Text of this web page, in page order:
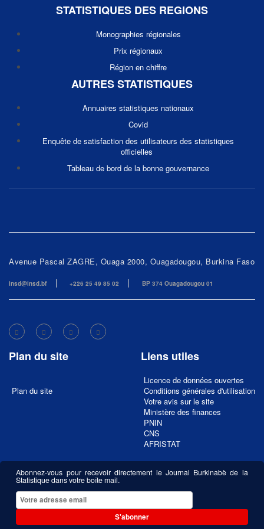
STATISTIQUES DES REGIONS
Monographies régionales
Prix régionaux
Région en chiffre
AUTRES STATISTIQUES
Annuaires statistiques nationaux
Covid
Enquête de satisfaction des utilisateurs des statistiques
officielles
Tableau de bord de la bonne gouvernance
Avenue Pascal ZAGRE, Ouaga 2000, Ouagadougou, Burkina Faso
insd@insd.bf +226 25 49 85 02 BP 374 Ouagadougou 01
Plan du site
Plan du site
Liens utiles
Licence de données ouvertes
Conditions générales d'utilisation
Votre avis sur le site
Ministère des finances
PNIN
CNS
AFRISTAT
Abonnez-vous pour recevoir directement le Journal Burkinabè de la
Statistique dans votre boîte mail.
S'abonner